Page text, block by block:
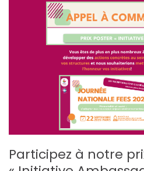
Participez à notre